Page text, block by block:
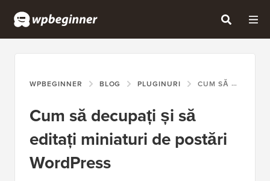
WPBEGINNER BLOG PLUGINURI CUM SĂ DECUPAȚI ȘI SĂ EDITAȚI MINIATURI DE POSTĂRI WORDPRESS
Cum să decupați și să
editați miniaturi de postări
WordPress